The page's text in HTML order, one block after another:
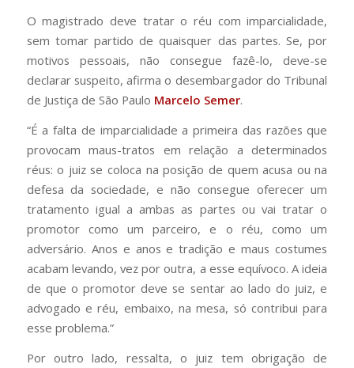
O magistrado deve tratar o réu com imparcialidade,
sem tomar partido de quaisquer das partes. Se, por
motivos pessoais, não consegue fazê-lo, deve-se
declarar suspeito, afirma o desembargador do Tribunal
de Justiça de São Paulo Marcelo Semer.
“É a falta de imparcialidade a primeira das razões que
provocam maus-tratos em relação a determinados
réus: o juiz se coloca na posição de quem acusa ou na
defesa da sociedade, e não consegue oferecer um
tratamento igual a ambas as partes ou vai tratar o
promotor como um parceiro, e o réu, como um
adversário. Anos e anos e tradição e maus costumes
acabam levando, vez por outra, a esse equívoco. A ideia
de que o promotor deve se sentar ao lado do juiz, e
advogado e réu, embaixo, na mesa, só contribui para
esse problema.”
Por outro lado, ressalta, o juiz tem obrigação de